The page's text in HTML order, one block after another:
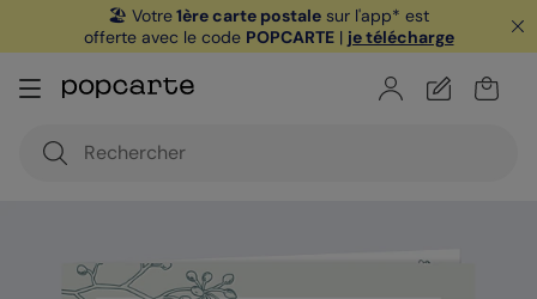
🏖️ Votre1ère carte postale sur l'app* est
offerte avec le code POPCARTE| je télécharge